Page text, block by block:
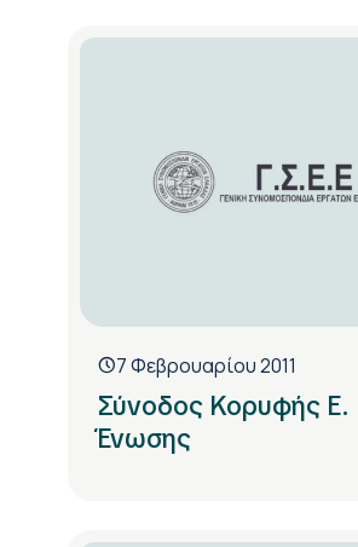
7 Φεβρουαρίου 2011
Σύνοδος Κορυφής Ε.
Ένωσης